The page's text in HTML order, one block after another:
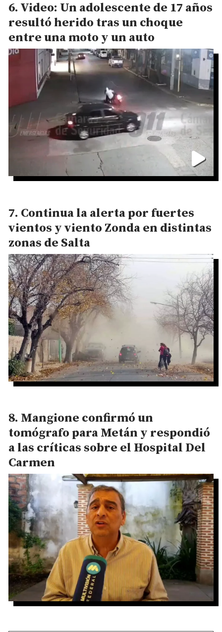
Video: Un adolescente de 17 años
resultó herido tras un choque
entre una moto y un auto
Continua la alerta por fuertes
vientos y viento Zonda en distintas
zonas de Salta
Mangione confirmó un
tomógrafo para Metán y respondió
a las críticas sobre el Hospital Del
Carmen